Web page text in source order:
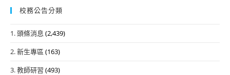
校務公告分類
1. 頭條消息 (2,439)
2. 新生專區 (163)
3. 教師研習 (493)